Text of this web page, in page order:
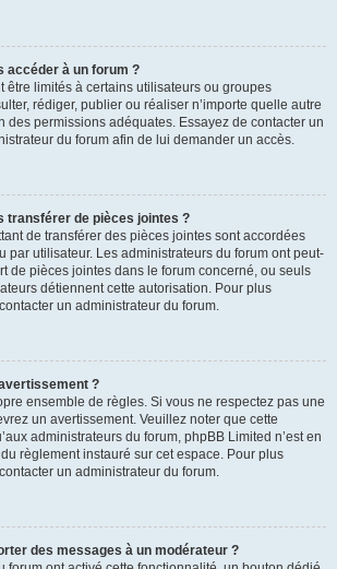
accéder à un forum ?
être limités à certains utilisateurs ou groupes
rédiger, publier ou réaliser n’importe quelle autre
des permissions adéquates. Essayez de contacter un
du forum afin de lui demander un accès.
transférer de pièces jointes ?
de transférer des pièces jointes sont accordées
par utilisateur. Les administrateurs du forum ont peut-
de pièces jointes dans le forum concerné, ou seuls
détiennent cette autorisation. Pour plus
un administrateur du forum.
?
ensemble de règles. Si vous ne respectez pas une
un avertissement. Veuillez noter que cette
administrateurs du forum, phpBB Limited n’est en
règlement instauré sur cet espace. Pour plus
un administrateur du forum.
des messages à un modérateur ?